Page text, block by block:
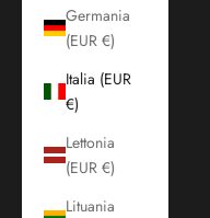
Germania
(EUR €)
Italia (EUR
€)
Lettonia
(EUR €)
Lituania